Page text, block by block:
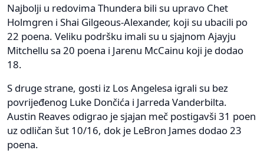
Najbolji u redovima Thundera bili su upravo Chet
Holmgren i Shai Gilgeous-Alexander, koji su ubacili po
22 poena. Veliku podršku imali su u sjajnom Ajayju
Mitchellu sa 20 poena i Jarenu McCainu koji je dodao
18.
S druge strane, gosti iz Los Angelesa igrali su bez
povrijeđenog Luke Dončića i Jarreda Vanderbilta.
Austin Reaves odigrao je sjajan meč postigavši 31 poen
uz odličan šut 10/16, dok je LeBron James dodao 23
poena.